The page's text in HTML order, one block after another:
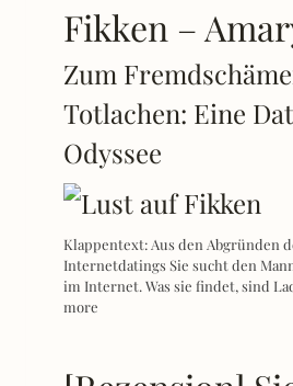
Fikken –
Zum
Totlachen: Eine
Odyssee
Klappentext: Aus den Abgründen
Internetdatings Sie sucht den
im Internet. Was sie findet, sind
more